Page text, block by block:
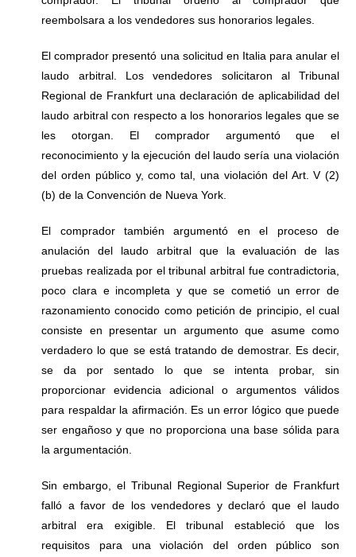
reembolsara a los vendedores sus honorarios legales.
El comprador presentó una solicitud en Italia para anular el
laudo arbitral. Los vendedores solicitaron al Tribunal
Regional de Frankfurt una declaración de aplicabilidad del
laudo arbitral con respecto a los honorarios legales que se
les otorgan. El comprador argumentó que el
reconocimiento y la ejecución del laudo sería una violación
del orden público y, como tal, una violación del Art. V (2)
(b) de la Convención de Nueva York.
El comprador también argumentó en el proceso de
anulación del laudo arbitral que la evaluación de las
pruebas realizada por el tribunal arbitral fue contradictoria,
poco clara e incompleta y que se cometió un error de
razonamiento conocido como petición de principio, el cual
consiste en presentar un argumento que asume como
verdadero lo que se está tratando de demostrar. Es decir,
se da por sentado lo que se intenta probar, sin
proporcionar evidencia adicional o argumentos válidos
para respaldar la afirmación. Es un error lógico que puede
ser engañoso y que no proporciona una base sólida para
la argumentación.
Sin embargo, el Tribunal Regional Superior de Frankfurt
falló a favor de los vendedores y declaró que el laudo
arbitral era exigible. El tribunal estableció que los
requisitos para una violación del orden público son